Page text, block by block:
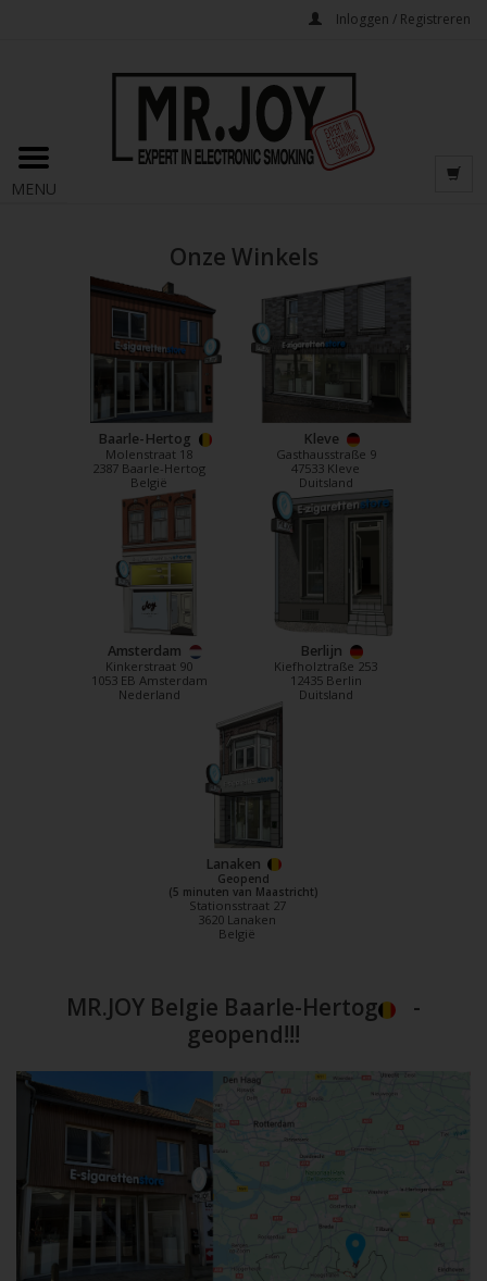
Inloggen / Registreren
MENU
Onze Winkels
Baarle-Hertog
Molenstraat 18
2387 Baarle-Hertog
België
Kleve
Gasthausstraße 9
47533 Kleve
Duitsland
Amsterdam
Kinkerstraat 90
1053 EB Amsterdam
Nederland
Berlijn
Kiefholztraße 253
12435 Berlin
Duitsland
Lanaken
Geopend
(5 minuten van Maastricht)
Stationsstraat 27
3620 Lanaken
België
MR.JOY Belgie Baarle-Hertog
-
geopend!!!